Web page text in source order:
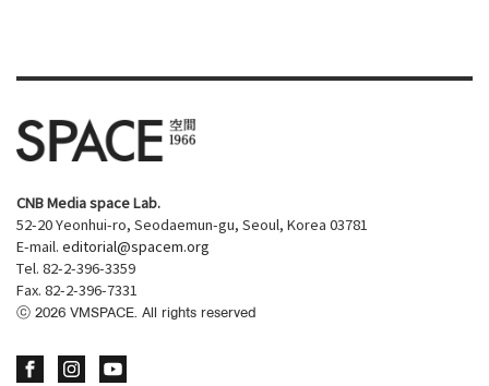
CNB Media space Lab.
52-20 Yeonhui-ro, Seodaemun-gu, Seoul, Korea 03781
E-mail. editorial@spacem.org
Tel. 82-2-396-3359
Fax. 82-2-396-7331
ⓒ 2026 VMSPACE. All rights reserved